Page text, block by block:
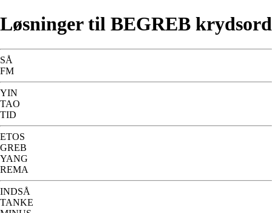
Løsninger til BEGREB krydsord
SÅ
FM
YIN
TAO
TID
ETOS
GREB
YANG
REMA
INDSÅ
TANKE